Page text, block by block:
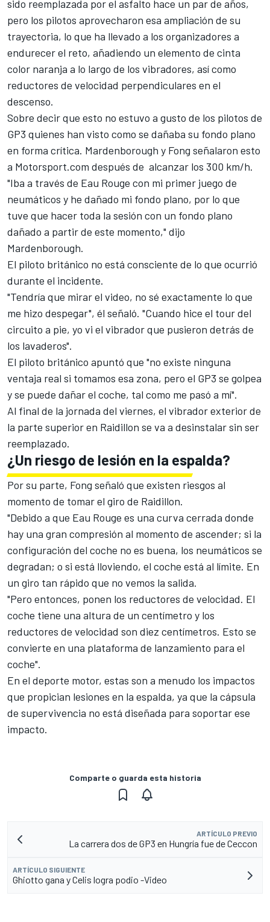
sido reemplazada por el asfalto hace un par de años,
pero los pilotos aprovecharon esa ampliación de su
trayectoria, lo que ha llevado a los organizadores a
endurecer el reto, añadiendo un elemento de cinta
color naranja a lo largo de los vibradores, así como
reductores de velocidad perpendiculares en el
descenso.
Sobre decir que esto no estuvo a gusto de los pilotos de
GP3 quienes han visto como se dañaba su fondo plano
en forma crítica. Mardenborough y Fong señalaron esto
a Motorsport.com después de alcanzar los 300 km/h.
"Iba a través de Eau Rouge con mi primer juego de
neumáticos y he dañado mi fondo plano, por lo que
tuve que hacer toda la sesión con un fondo plano
dañado a partir de este momento," dijo
Mardenborough.
El piloto británico no está consciente de lo que ocurrió
durante el incidente.
"Tendría que mirar el video, no sé exactamente lo que
me hizo despegar", él señaló. "Cuando hice el tour del
circuito a pie, yo vi el vibrador que pusieron detrás de
los lavaderos".
El piloto británico apuntó que "no existe ninguna
ventaja real si tomamos esa zona, pero el GP3 se golpea
y se puede dañar el coche, tal como me pasó a mí".
Al final de la jornada del viernes, el vibrador exterior de
la parte superior en Raidillon se va a desinstalar sin ser
reemplazado.
¿Un riesgo de lesión en la espalda?
Por su parte, Fong señaló que existen riesgos al
momento de tomar el giro de Raidillon.
"Debido a que Eau Rouge es una curva cerrada donde
hay una gran compresión al momento de ascender; si la
configuración del coche no es buena, los neumáticos se
degradan; o si está lloviendo, el coche está al límite. En
un giro tan rápido que no vemos la salida.
"Pero entonces, ponen los reductores de velocidad. El
coche tiene una altura de un centímetro y los
reductores de velocidad son diez centímetros. Esto se
convierte en una plataforma de lanzamiento para el
coche".
En el deporte motor, estas son a menudo los impactos
que propician lesiones en la espalda, ya que la cápsula
de supervivencia no está diseñada para soportar ese
impacto.
Comparte o guarda esta historia
ARTÍCULO PREVIO
La carrera dos de GP3 en Hungría fue de Ceccon
ARTÍCULO SIGUIENTE
Ghiotto gana y Celis logra podio -Video